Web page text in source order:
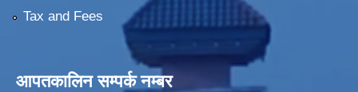
Tax and Fees
आपतकालिन सम्पर्क नम्बर